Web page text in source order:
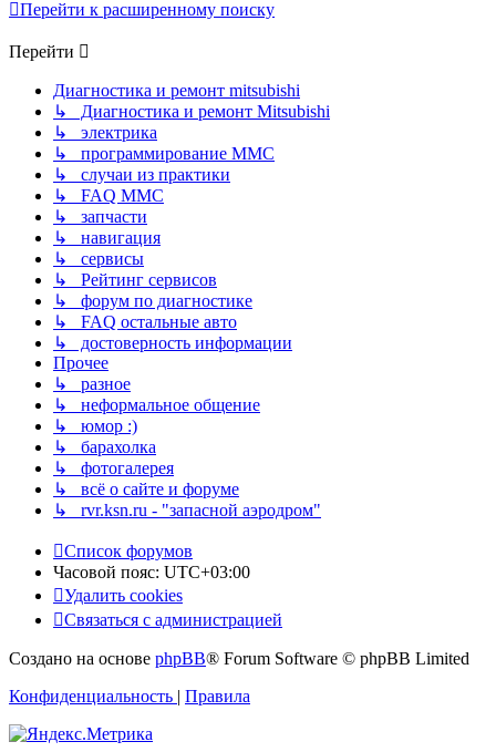
Перейти к расширенному поиску
Перейти
Диагностика и ремонт mitsubishi
↳ Диагностика и ремонт Mitsubishi
↳ электрика
↳ программирование MMC
↳ случаи из практики
↳ FAQ MMC
↳ запчасти
↳ навигация
↳ сервисы
↳ Рейтинг сервисов
↳ форум по диагностике
↳ FAQ остальные авто
↳ достоверность информации
Прочее
↳ разное
↳ неформальное общение
↳ юмор :)
↳ барахолка
↳ фотогалерея
↳ всё о сайте и форуме
↳ rvr.ksn.ru - "запасной аэродром"
Список форумов
Часовой пояс: UTC+03:00
Удалить cookies
Связаться с администрацией
Создано на основе phpBB® Forum Software © phpBB Limited
Конфиденциальность
Правила